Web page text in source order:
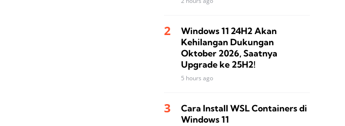
Windows 11 24H2 Akan
Kehilangan Dukungan
Oktober 2026, Saatnya
Upgrade ke 25H2!
5 hours ago
Cara Install WSL Containers di
Windows 11